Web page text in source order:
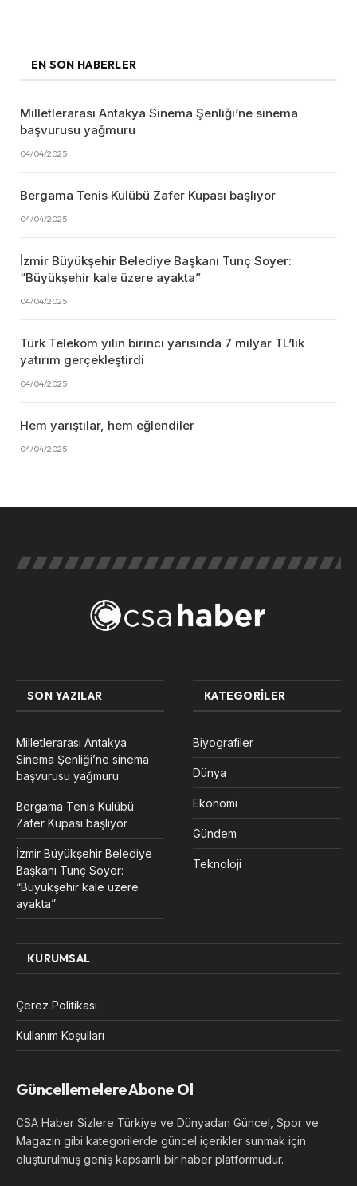
EN SON HABERLER
Milletlerarası Antakya Sinema Şenliği’ne sinema
başvurusu yağmuru
04/04/2025
Bergama Tenis Kulübü Zafer Kupası başlıyor
04/04/2025
İzmir Büyükşehir Belediye Başkanı Tunç Soyer:
“Büyükşehir kale üzere ayakta”
04/04/2025
Türk Telekom yılın birinci yarısında 7 milyar TL’lik
yatırım gerçekleştirdi
04/04/2025
Hem yarıştılar, hem eğlendiler
04/04/2025
SON YAZILAR
Milletlerarası Antakya
Sinema Şenliği’ne sinema
başvurusu yağmuru
Bergama Tenis Kulübü
Zafer Kupası başlıyor
İzmir Büyükşehir Belediye
Başkanı Tunç Soyer:
“Büyükşehir kale üzere
ayakta”
KATEGORILER
Biyografiler
Dünya
Ekonomi
Gündem
Teknoloji
KURUMSAL
Çerez Politikası
Kullanım Koşulları
Güncellemelere Abone Ol
CSA Haber Sizlere Türkiye ve Dünyadan Güncel, Spor ve
Magazin gibi kategorilerde güncel içerikler sunmak için
oluşturulmuş geniş kapsamlı bir haber platformudur.